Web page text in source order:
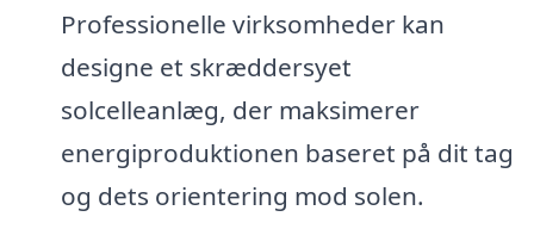
Professionelle virksomheder kan
designe et skræddersyet
solcelleanlæg, der maksimerer
energiproduktionen baseret på dit tag
og dets orientering mod solen.